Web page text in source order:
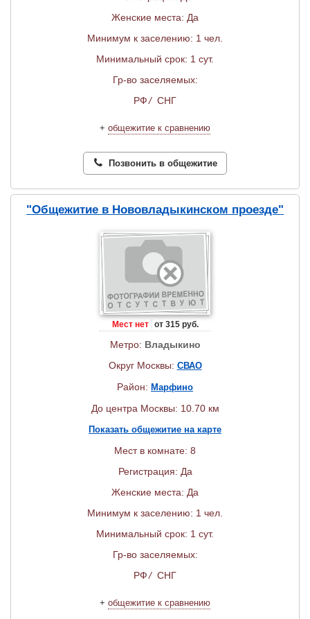
Женские места: Да
Минимум к заселению: 1 чел.
Минимальный срок: 1 сут.
Гр-во заселяемых:
РФ/ СНГ
+ общежитие к сравнению
Позвонить в общежитие
"Общежитие в Нововладыкинском проезде"
Мест нет от 315 руб.
Метро: Владыкино
Округ Москвы: СВАО
Район: Марфино
До центра Москвы: 10.70 км
Показать общежитие на карте
Мест в комнате: 8
Регистрация: Да
Женские места: Да
Минимум к заселению: 1 чел.
Минимальный срок: 1 сут.
Гр-во заселяемых:
РФ/ СНГ
+ общежитие к сравнению